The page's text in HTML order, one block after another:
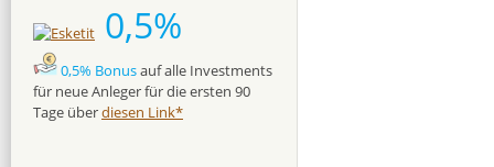
0,5%
0,5% Bonusauf alle Investments
für neue Anleger für die ersten 90
Tage überdiesen Link*